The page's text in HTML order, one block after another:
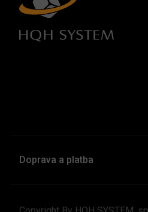
Doprava a platba